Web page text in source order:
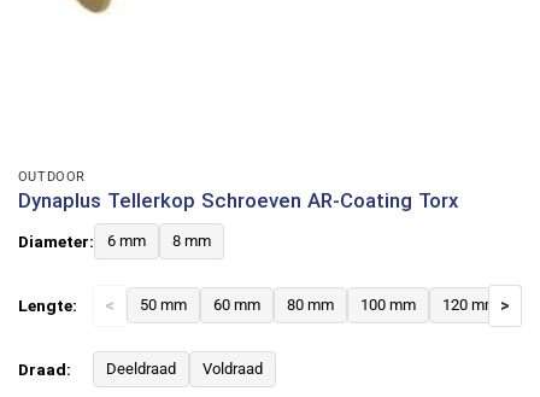
OUTDOOR
Dynaplus Tellerkop Schroeven AR-Coating Torx
Diameter: 6 mm 8 mm
Lengte: < 50 mm 60 mm 80 mm 100 mm 120 mm >
Draad: Deeldraad Voldraad